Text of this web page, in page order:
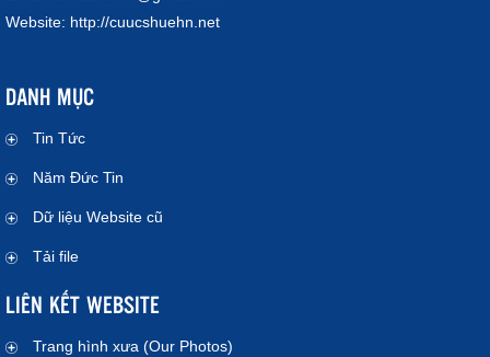
Website: http://cuucshuehn.net
DANH MỤC
Tin Tức
Năm Đức Tin
Dữ liệu Website cũ
Tải file
LIÊN KẾT WEBSITE
Trang hình xưa (Our Photos)